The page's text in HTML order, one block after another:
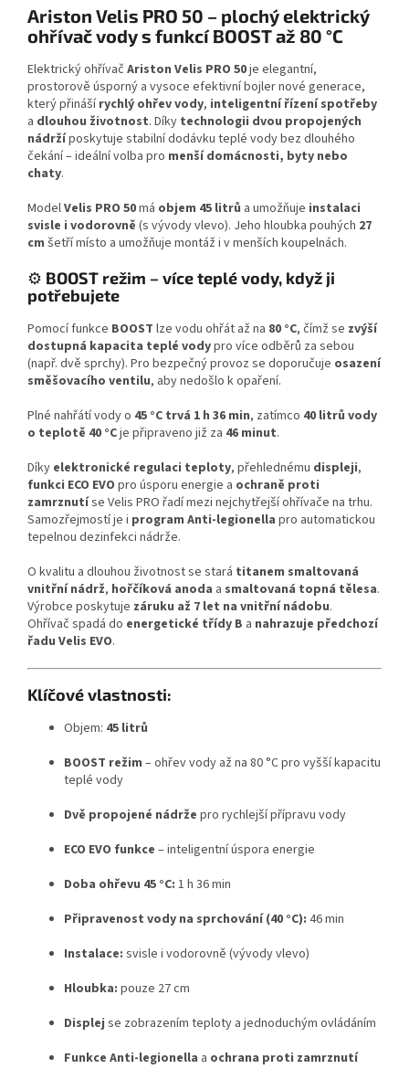
Ariston Velis PRO 50 – plochý elektrický
ohřívač vody s funkcí BOOST až 80 °C
Elektrický ohřívač Ariston Velis PRO 50je elegantní,
prostorově úsporný a vysoce efektivní bojler nové generace,
který přinášírychlý ohřev vody, inteligentní řízení spotřeby
a dlouhou životnost. Díky technologii dvou propojených
nádržíposkytuje stabilní dodávku teplé vody bez dlouhého
čekání – ideální volba pro menší domácnosti, byty nebo
chaty.
ModelVelis PRO 50má objem 45 litrů a umožňuje instalaci
svisle i vodorovně (s vývody vlevo). Jeho hloubka pouhých 27
cm šetří místo a umožňuje montáž i v menších koupelnách.
⚙️ BOOST režim – více teplé vody, když ji
potřebujete
Pomocí funkce BOOST lze vodu ohřát až na 80 °C, čímž se zvýší
dostupná kapacita teplé vodypro více odběrů za sebou
(např. dvě sprchy). Pro bezpečný provoz se doporučuje osazení
směšovacího ventilu, aby nedošlo k opaření.
Plné nahřátí vody o 45 °C trvá 1 h 36 min, zatímco 40 litrů vody
o teplotě 40 °Cje připraveno již za 46 minut.
Díky elektronické regulaci teploty, přehlednému displeji,
funkci ECO EVO pro úsporu energie a ochraně proti
zamrznutíse Velis PRO řadí mezi nejchytřejší ohřívače na trhu.
Samozřejmostí je i program Anti-legionella pro automatickou
tepelnou dezinfekci nádrže.
O kvalitu a dlouhou životnost se stará titanem smaltovaná
vnitřní nádrž, hořčíková anoda a smaltovaná topná tělesa.
Výrobce poskytuje záruku až 7 let na vnitřní nádobu.
Ohřívač spadá do energetické třídy B a nahrazuje předchozí
řadu Velis EVO.
Klíčové vlastnosti:
Objem: 45 litrů
BOOST režim – ohřev vody až na 80 °C pro vyšší kapacitu
teplé vody
Dvě propojené nádrže pro rychlejší přípravu vody
ECO EVO funkce – inteligentní úspora energie
Doba ohřevu 45 °C: 1 h 36 min
Připravenost vody na sprchování (40 °C): 46 min
Instalace: svisle i vodorovně (vývody vlevo)
Hloubka: pouze 27 cm
Displej se zobrazením teploty a jednoduchým ovládáním
Funkce Anti-legionella a ochrana proti zamrznutí